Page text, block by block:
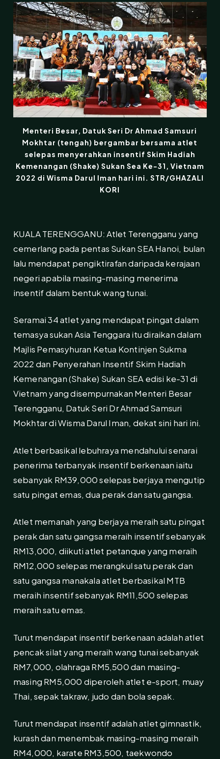
Menteri Besar, Datuk Seri Dr Ahmad Samsuri
Mokhtar (tengah) bergambar bersama atlet
selepas menyerahkan insentif Skim Hadiah
Kemenangan (Shake) Sukan Sea Ke-31, Vietnam
2022 di Wisma Darul Iman hari ini. STR/GHAZALI
KORI
KUALA TERENGGANU: Atlet Terengganu yang
cemerlang pada pentas Sukan SEA Hanoi, bulan
lalu mendapat pengiktirafan daripada kerajaan
negeri apabila masing-masing menerima
insentif dalam bentuk wang tunai.
Seramai 34 atlet yang mendapat pingat dalam
temasya sukan Asia Tenggara itu diraikan dalam
Majlis Pemasyhuran Ketua Kontinjen Sukma
2022 dan Penyerahan Insentif Skim Hadiah
Kemenangan (Shake) Sukan SEA edisi ke-31 di
Vietnam yang disempurnakan Menteri Besar
Terengganu, Datuk Seri Dr Ahmad Samsuri
Mokhtar di Wisma Darul Iman, dekat sini hari ini.
Atlet berbasikal lebuhraya mendahului senarai
penerima terbanyak insentif berkenaan iaitu
sebanyak RM39,000 selepas berjaya mengutip
satu pingat emas, dua perak dan satu gangsa.
Atlet memanah yang berjaya meraih satu pingat
perak dan satu gangsa meraih insentif sebanyak
RM13,000, diikuti atlet petanque yang meraih
RM12,000 selepas merangkul satu perak dan
satu gangsa manakala atlet berbasikal MTB
meraih insentif sebanyak RM11,500 selepas
meraih satu emas.
Turut mendapat insentif berkenaan adalah atlet
pencak silat yang meraih wang tunai sebanyak
RM7,000, olahraga RM5,500 dan masing-
masing RM5,000 diperoleh atlet e-sport, muay
Thai, sepak takraw, judo dan bola sepak.
Turut mendapat insentif adalah atlet gimnastik,
kurash dan menembak masing-masing meraih
RM4,000, karate RM3,500, taekwondo